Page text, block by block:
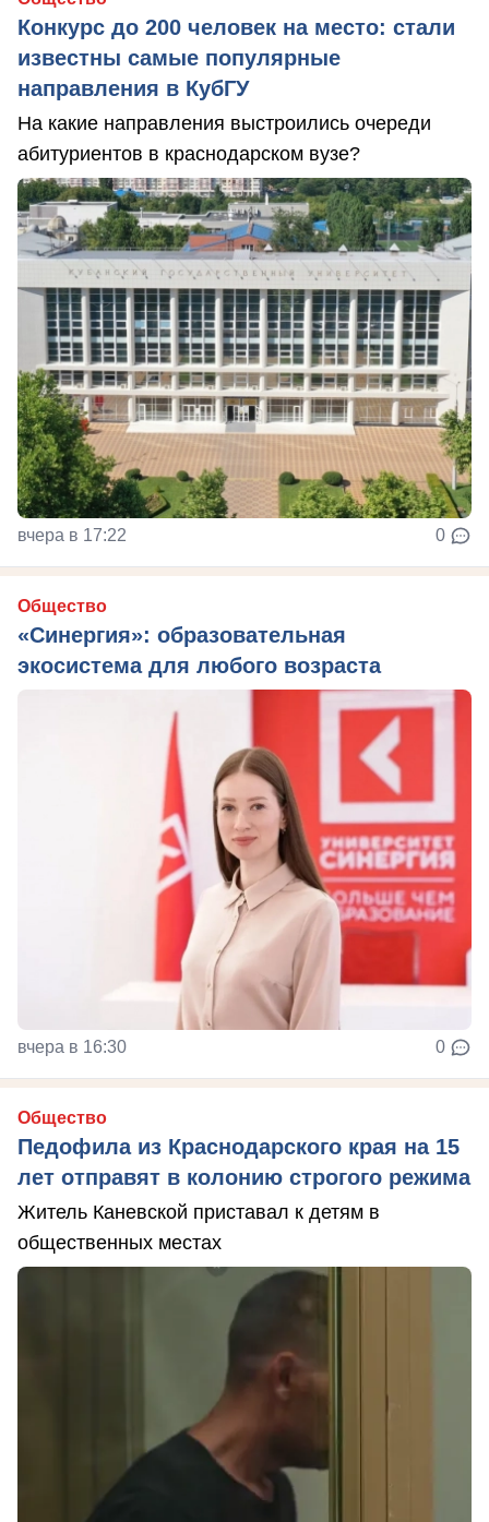
Конкурс до 200 человек на место: стали
известны самые популярные
направления в КубГУ
На какие направления выстроились очереди
абитуриентов в краснодарском вузе?
вчера в 17:22 0
Общество
«Синергия»: образовательная
экосистема для любого возраста
вчера в 16:30 0
Общество
Педофила из Краснодарского края на 15
лет отправят в колонию строгого режима
Житель Каневской приставал к детям в
общественных местах